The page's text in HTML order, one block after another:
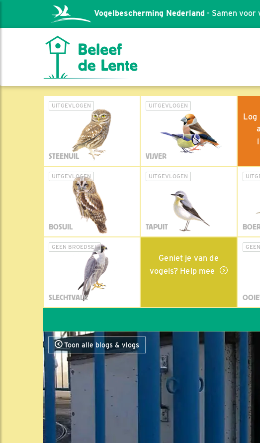
Vogelbescherming Nederland - Samen voor
UITGEVLOGEN
STEENUIL
UITGEVLOGEN
VIJVER
Log
UITGEVLOGEN
BOSUIL
UITGEVLOGEN
TAPUIT
GEEN BROEDSEL
SLECHTVALK
Geniet je van de
vogels? Help mee
Toon alle blogs & vlogs